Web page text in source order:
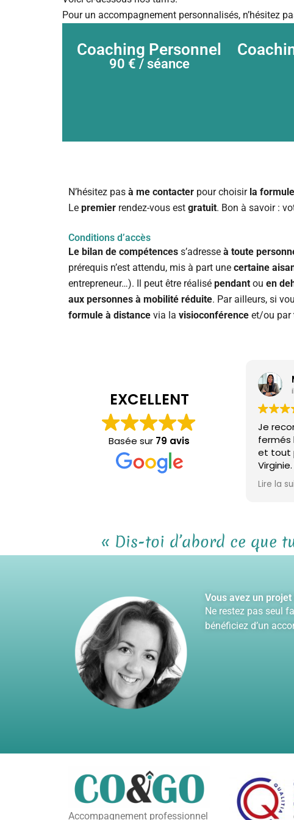
Pour un accompagnement personnalisés, n’hésitez
Coaching Personnel
90 € / séance
N’hésitez pas à me contacter pour choisir la
Le premier rendez-vous est gratuit. Bon à savoir :
Conditions d’accès
Le bilan de compétences s’adresse à toute
prérequis n’est attendu, mis à part une certaine
entrepreneur…). Il peut être réalisé pendant ou en
aux personnes à mobilité réduite. Par ailleurs, si
formule à distance via la visioconférence et/ou par
EXCELLENT
Basée sur 79 avis
Je
fermés
et tout
été un
rares.
de
ses
faire
mes
Merci
Virginie
Lire la
« Dis-toi d’abord ce que
Vous avez un
Ne restez pas seul
bénéficiez d’un
Accompagnement professionnel